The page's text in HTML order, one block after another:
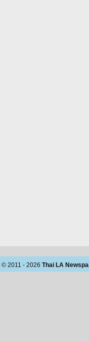
© 2011 - 2026 Thai LA